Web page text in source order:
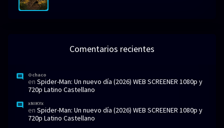
Comentarios recientes
Ochaco
en Spider-Man: Un nuevo día (2026) WEB SCREENER 1080p y
720p Latino Castellano
xNIKYx
en Spider-Man: Un nuevo día (2026) WEB SCREENER 1080p y
720p Latino Castellano